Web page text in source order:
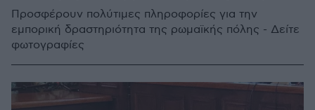
Προσφέρουν πολύτιμες πληροφορίες για την
εμπορική δραστηριότητα της ρωμαϊκής πόλης - Δείτε
φωτογραφίες